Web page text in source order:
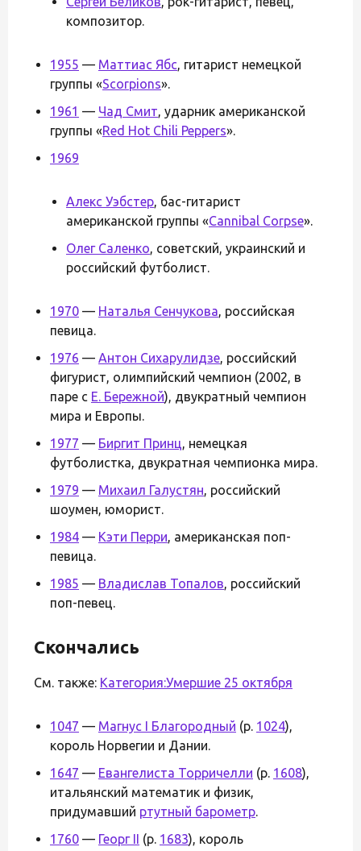
композитор.
1955 — Маттиас Ябс, гитарист немецкой
группы «Scorpions».
1961 — Чад Смит, ударник американской
группы «Red Hot Chili Peppers».
1969
Алекс Уэбстер, бас-гитарист
американской группы «Cannibal Corpse».
Олег Саленко, советский, украинский и
российский футболист.
1970 — Наталья Сенчукова, российская
певица.
1976 — Антон Сихарулидзе, российский
фигурист, олимпийский чемпион (2002, в
паре с Е. Бережной), двукратный чемпион
мира и Европы.
1977 — Биргит Принц, немецкая
футболистка, двукратная чемпионка мира.
1979 — Михаил Галустян, российский
шоумен, юморист.
1984 — Кэти Перри, американская поп-
певица.
1985 — Владислав Топалов, российский
поп-певец.
Скончались
См. также: Категория:Умершие 25 октября
1047 — Магнус I Благородный (р. 1024),
король Норвегии и Дании.
1647 — Евангелиста Торричелли (р. 1608),
итальянский математик и физик,
придумавший ртутный барометр.
1760 — Георг II (р. 1683), король